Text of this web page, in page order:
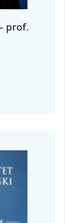
prof.